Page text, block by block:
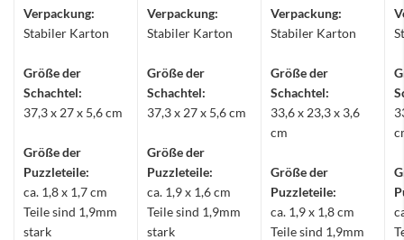
Verpackung:
Stabiler Karton
Größe der
Schachtel:
37,3 x 27 x 5,6 cm
Größe der
Puzzleteile:
ca. 1,8 x 1,7 cm
Teile sind 1,9mm
stark
Verpackung:
Stabiler Karton
Größe der
Schachtel:
37,3 x 27 x 5,6 cm
Größe der
Puzzleteile:
ca. 1,9 x 1,6 cm
Teile sind 1,9mm
stark
Verpackung:
Stabiler Karton
Größe der
Schachtel:
33,6 x 23,3 x 3,6
cm
Größe der
Puzzleteile:
ca. 1,9 x 1,8 cm
Teile sind 1,9mm